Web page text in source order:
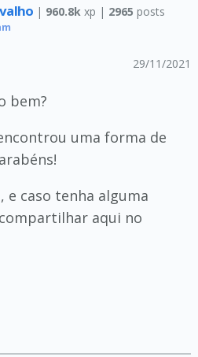
| 960.8k xp | 2965 posts
29/11/2021
bem?
uma forma de
caso tenha alguma
aqui no